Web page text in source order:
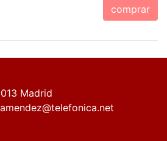
comprar
Madrid